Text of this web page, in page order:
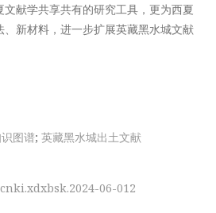
献学共享共有的研究工具，更为西夏
新材料，进一步扩展英藏黑水城文献
图谱;英藏黑水城出土文献
06-012